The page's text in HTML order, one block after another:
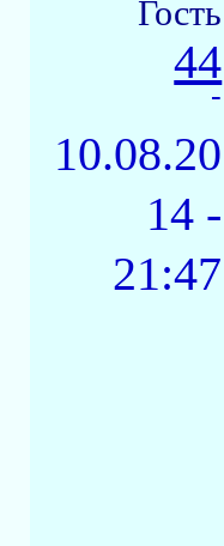
Гость
44
-
10.08.20
14 -
21:47